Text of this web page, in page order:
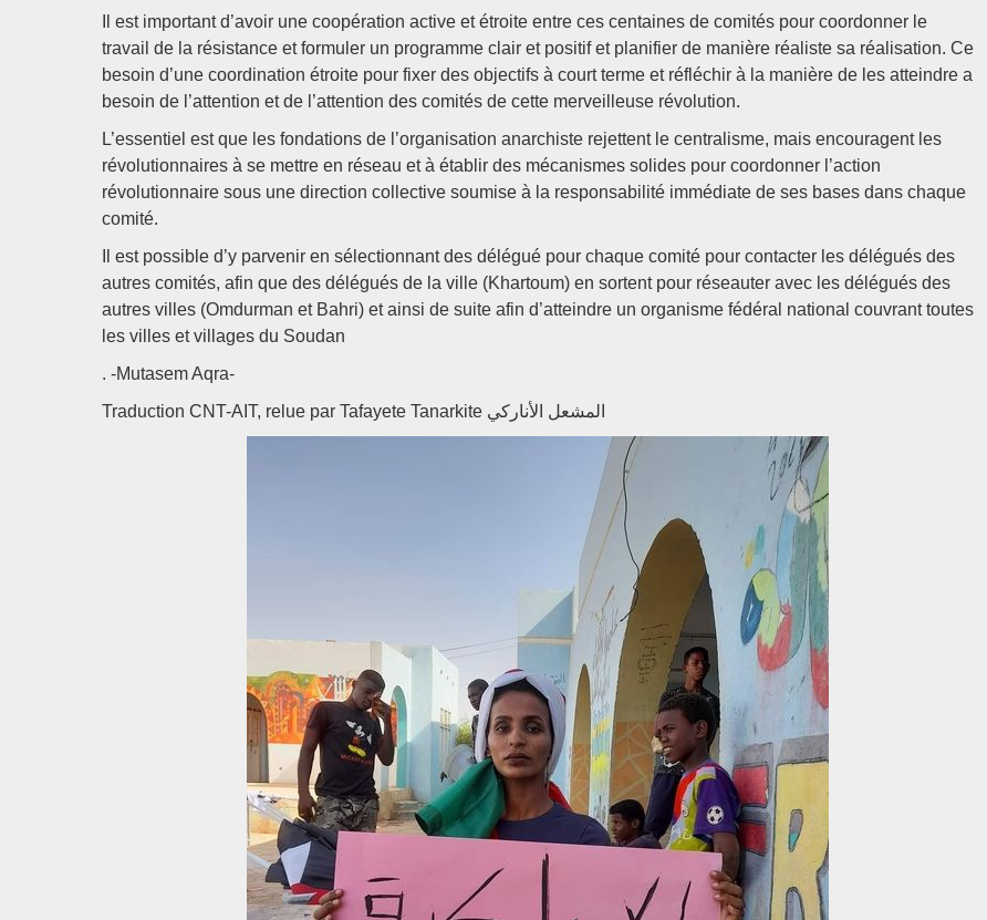
Il est important d’avoir une coopération active et étroite entre ces centaines de comités pour coordonner le
travail de la résistance et formuler un programme clair et positif et planifier de manière réaliste sa réalisation. Ce
besoin d’une coordination étroite pour fixer des objectifs à court terme et réfléchir à la manière de les atteindre a
besoin de l’attention et de l’attention des comités de cette merveilleuse révolution.
L’essentiel est que les fondations de l’organisation anarchiste rejettent le centralisme, mais encouragent les
révolutionnaires à se mettre en réseau et à établir des mécanismes solides pour coordonner l’action
révolutionnaire sous une direction collective soumise à la responsabilité immédiate de ses bases dans chaque
comité.
Il est possible d’y parvenir en sélectionnant des délégué pour chaque comité pour contacter les délégués des
autres comités, afin que des délégués de la ville (Khartoum) en sortent pour réseauter avec les délégués des
autres villes (Omdurman et Bahri) et ainsi de suite afin d’atteindre un organisme fédéral national couvrant toutes
les villes et villages du Soudan
. -Mutasem Aqra-
Traduction CNT-AIT, relue par Tafayete Tanarkite المشعل الأناركي